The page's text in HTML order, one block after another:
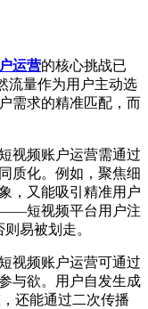
运营的核心挑战已
流量作为用户主动选
需求的精准匹配，而
频账户运营需通过
质化。例如，聚焦细
，又能吸引精准用户
——短视频平台用户注
易被划走。
频账户运营可通过
与欲。用户自发生成
还能通过二次传播